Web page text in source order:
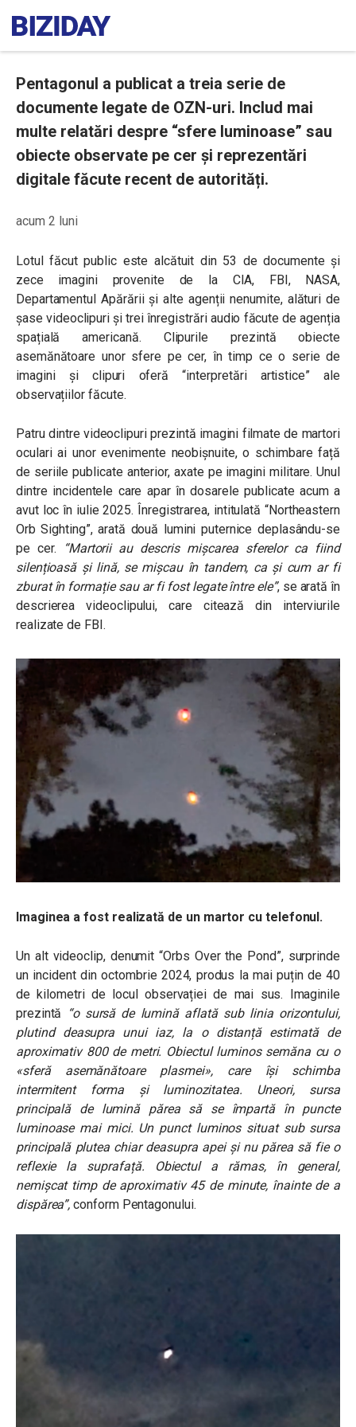
Pentagonul a publicat a treia serie de
documente legate de OZN-uri. Includ mai
multe relatări despre “sfere luminoase” sau
obiecte observate pe cer și reprezentări
digitale făcute recent de autorități.
acum 2 luni
Lotul făcut public este alcătuit din 53 de documente și
zece imagini provenite de la CIA, FBI, NASA,
Departamentul Apărării și alte agenții nenumite, alături de
șase videoclipuri și trei înregistrări audio făcute de agenția
spațială americană. Clipurile prezintă obiecte
asemănătoare unor sfere pe cer, în timp ce o serie de
imagini și clipuri oferă “interpretări artistice” ale
observațiilor făcute.
Patru dintre videoclipuri prezintă imagini filmate de martori
oculari ai unor evenimente neobișnuite, o schimbare față
de seriile publicate anterior, axate pe imagini militare. Unul
dintre incidentele care apar în dosarele publicate acum a
avut loc în iulie 2025. Înregistrarea, intitulată “Northeastern
Orb Sighting”, arată două lumini puternice deplasându-se
pe cer.
“Martorii au descris mișcarea sferelor ca fiind
silențioasă și lină, se mișcau în tandem, ca și cum ar fi
zburat în formație sau ar fi fost legate între ele”, se arată în
descrierea videoclipului, care citează din interviurile
realizate de FBI.
Imaginea a fost realizată de un martor cu telefonul.
Un alt videoclip, denumit “Orbs Over the Pond”, surprinde
un incident din octombrie 2024, produs la mai puțin de 40
de kilometri de locul observației de mai sus. Imaginile
prezintă “o sursă de lumină aflată sub linia orizontului,
plutind deasupra unui iaz, la o distanță estimată de
aproximativ 800 de metri. Obiectul luminos semăna cu o
«sferă asemănătoare plasmei», care își schimba
intermitent forma și luminozitatea. Uneori, sursa
principală de lumină părea să se împartă în puncte
luminoase mai mici. Un punct luminos situat sub sursa
principală plutea chiar deasupra apei și nu părea să fie o
reflexie la suprafață. Obiectul a rămas, în general,
nemișcat timp de aproximativ 45 de minute, înainte de a
dispărea”, conform Pentagonului.